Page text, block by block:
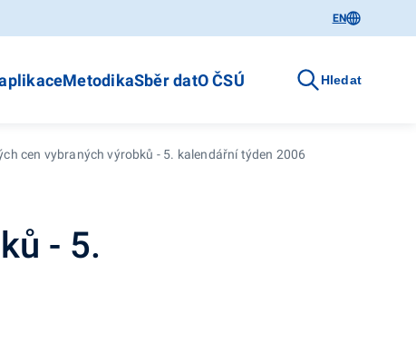
EN
MetodikaSběr datO ČSÚ Hledat
cen vybraných výrobků - 5. kalendářní týden 2006
- 5.